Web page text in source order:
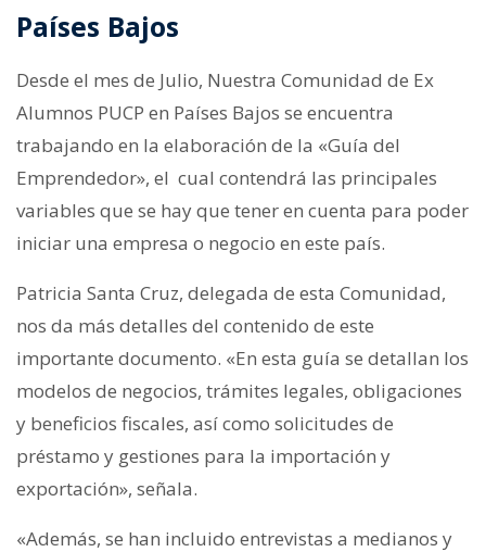
Países Bajos
Desde el mes de Julio, Nuestra Comunidad de Ex
Alumnos PUCP en Países Bajos se encuentra
trabajando en la elaboración de la «Guía del
Emprendedor», el cual contendrá las principales
variables que se hay que tener en cuenta para poder
iniciar una empresa o negocio en este país.
Patricia Santa Cruz, delegada de esta Comunidad,
nos da más detalles del contenido de este
importante documento. «En esta guía se detallan los
modelos de negocios, trámites legales, obligaciones
y beneficios fiscales, así como solicitudes de
préstamo y gestiones para la importación y
exportación», señala.
«Además, se han incluido entrevistas a medianos y